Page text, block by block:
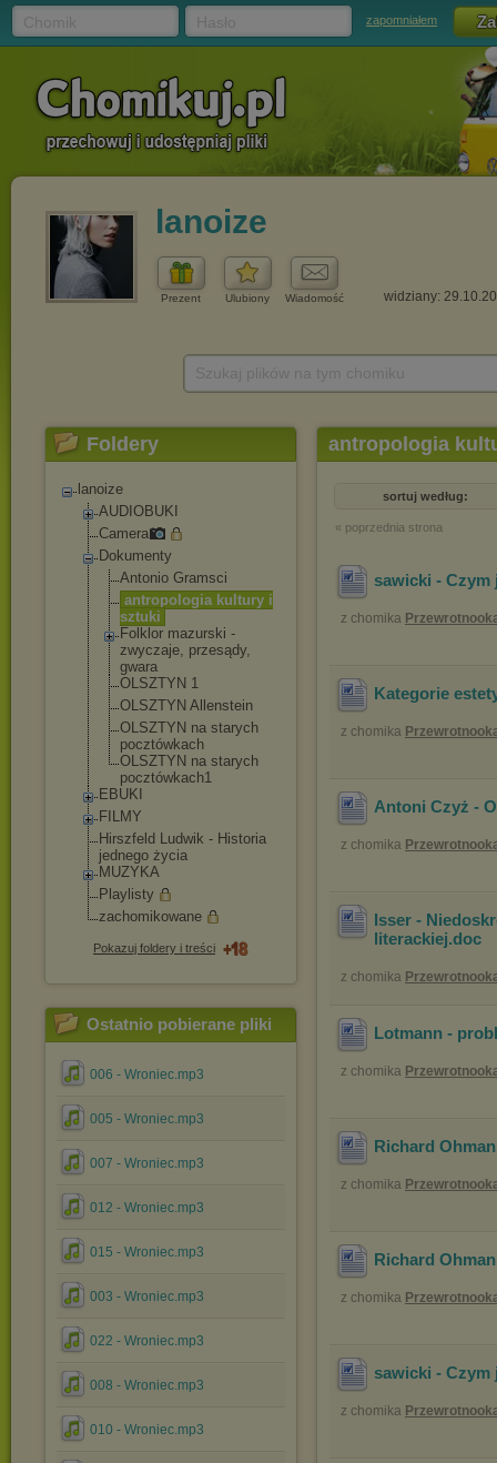
zapomniałem
lanoize
Prezent Ulubiony Wiadomość widziany:
Foldery
lanoize
AUDIOBUKI
Camera
Dokumenty
Antonio Gramsci
antropologia kultury i
sztuki
Folklor mazurski -
zwyczaje, przesądy,
gwara
OLSZTYN 1
OLSZTYN Allenstein
OLSZTYN na starych
pocztówkach
OLSZTYN na starych
pocztówkach1
EBUKI
FILMY
Hirszfeld Ludwik - Historia
jednego życia
MUZYKA
Playlisty
zachomikowane
Pokazuj foldery i treści
Ostatnio pobierane pliki
006 - Wroniec.mp3
005 - Wroniec.mp3
007 - Wroniec.mp3
012 - Wroniec.mp3
015 - Wroniec.mp3
003 - Wroniec.mp3
022 - Wroniec.mp3
008 - Wroniec.mp3
010 - Wroniec.mp3
antropologia
sortuj według:
« poprzednia strona
sawicki - Czym
z chomika
Kategorie
z chomika
Antoni Czyż -
z chomika
Isser -
literackiej.doc
z chomika
Lotmann -
z chomika
Richard
z chomika
Richard
z chomika
sawicki - Czym
z chomika